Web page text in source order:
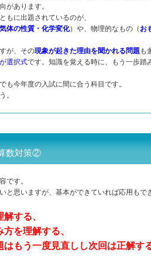
があります。
もに出題されているのが、
体の性質・化学変化）や、物理的なもの（ お
が、その現象が起きた理由を聞かれる問題も
選択式です。知識を覚える時に、もう一歩踏
も今年度の入試に間に合う科目です。
。
数対策②
です。
と思いますが、基本ができていれば応用もで
する、
を理解する、
はもう一度見直しし次回は正解す